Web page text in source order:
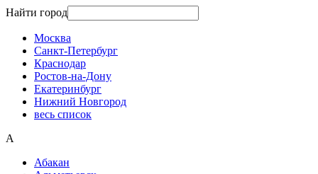
Найти город
Москва
Санкт-Петербург
Краснодар
Ростов-на-Дону
Екатеринбург
Нижний Новгород
весь список
А
Абакан